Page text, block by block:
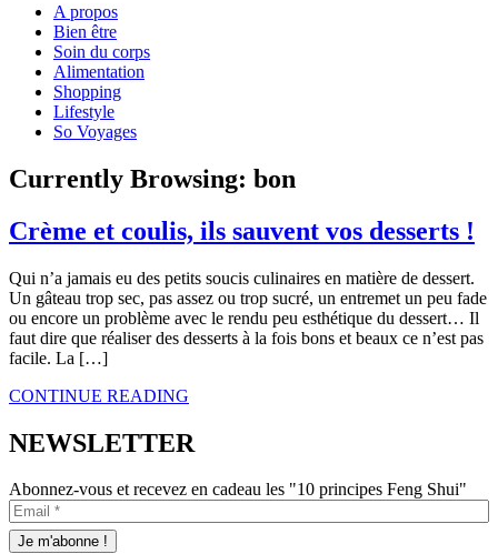
A propos
Bien être
Soin du corps
Alimentation
Shopping
Lifestyle
So Voyages
Currently Browsing: bon
Crème et coulis, ils sauvent vos desserts !
Qui n’a jamais eu des petits soucis culinaires en matière de dessert.
Un gâteau trop sec, pas assez ou trop sucré, un entremet un peu fade
ou encore un problème avec le rendu peu esthétique du dessert… Il
faut dire que réaliser des desserts à la fois bons et beaux ce n’est pas
facile. La […]
CONTINUE READING
NEWSLETTER
Abonnez-vous et recevez en cadeau les "10 principes Feng Shui"